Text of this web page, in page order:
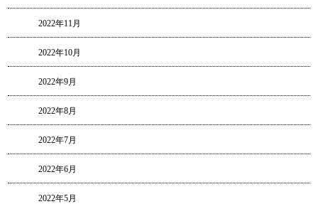
2022年11月
2022年10月
2022年9月
2022年8月
2022年7月
2022年6月
2022年5月